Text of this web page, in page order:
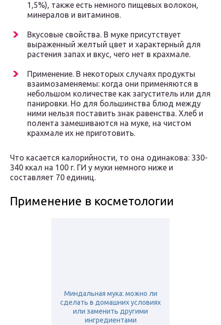
1,5%), также есть немного пищевых волокон,
минералов и витаминов.
Вкусовые свойства. В муке присутствует
выраженный желтый цвет и характерный для
растения запах и вкус, чего нет в крахмале.
Применение. В некоторых случаях продукты
взаимозаменяемы: когда они применяются в
небольшом количестве как загуститель или для
панировки. Но для большинства блюд между
ними нельзя поставить знак равенства. Хлеб и
полента замешиваются на муке, на чистом
крахмале их не приготовить.
Что касается калорийности, то она одинакова: 330-
340 ккал на 100 г. ГИ у муки немного ниже и
составляет 70 единиц.
Применение в косметологии
Миндальная мука: можно ли
сделать в домашних условиях
или заменить другими
ингредиентами